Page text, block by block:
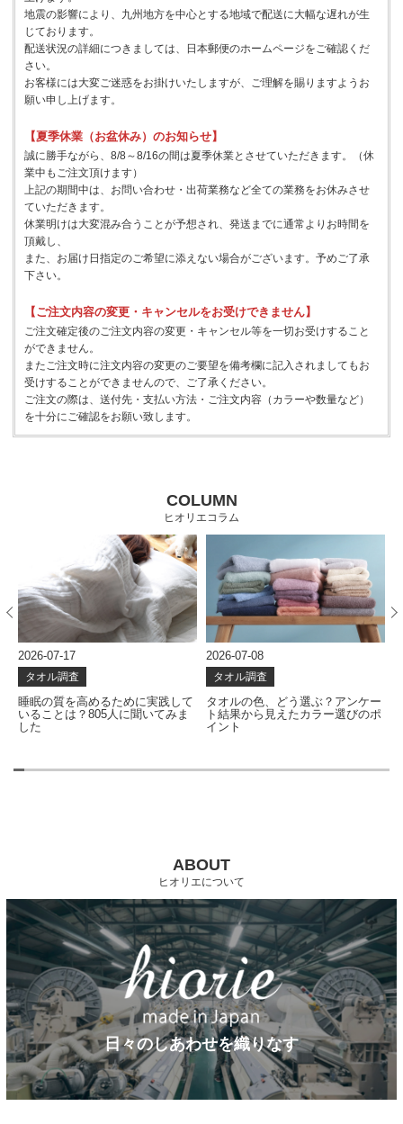
地震の影響により、九州地方を中心とする地域で配送に大幅な遅れが生
じております。
配送状況の詳細につきましては、日本郵便のホームページをご確認くだ
さい。
お客様には大変ご迷惑をお掛けいたしますが、ご理解を賜りますようお
願い申し上げます。
【夏季休業（お盆休み）のお知らせ】
誠に勝手ながら、8/8～8/16の間は夏季休業とさせていただきます。（休
業中もご注文頂けます）
上記の期間中は、お問い合わせ・出荷業務など全ての業務をお休みさせ
ていただきます。
休業明けは大変混み合うことが予想され、発送までに通常よりお時間を
頂戴し、
また、お届け日指定のご希望に添えない場合がございます。予めご了承
下さい。
【ご注文内容の変更・キャンセルをお受けできません】
ご注文確定後のご注文内容の変更・キャンセル等を一切お受けすること
ができません。
またご注文時に注文内容の変更のご要望を備考欄に記入されましてもお
受けすることができませんので、ご了承ください。
ご注文の際は、送付先・支払い方法・ご注文内容（カラーや数量など）
を十分にご確認をお願い致します。
COLUMN
ヒオリエコラム
2026-07-17
タオル調査
睡眠の質を高めるために実践して
いることは？805人に聞いてみま
した
2026-07-08
タオル調査
タオルの色、どう選ぶ？アンケー
ト結果から見えたカラー選びのポ
イント
ABOUT
ヒオリエについて
日々のしあわせを織りなす